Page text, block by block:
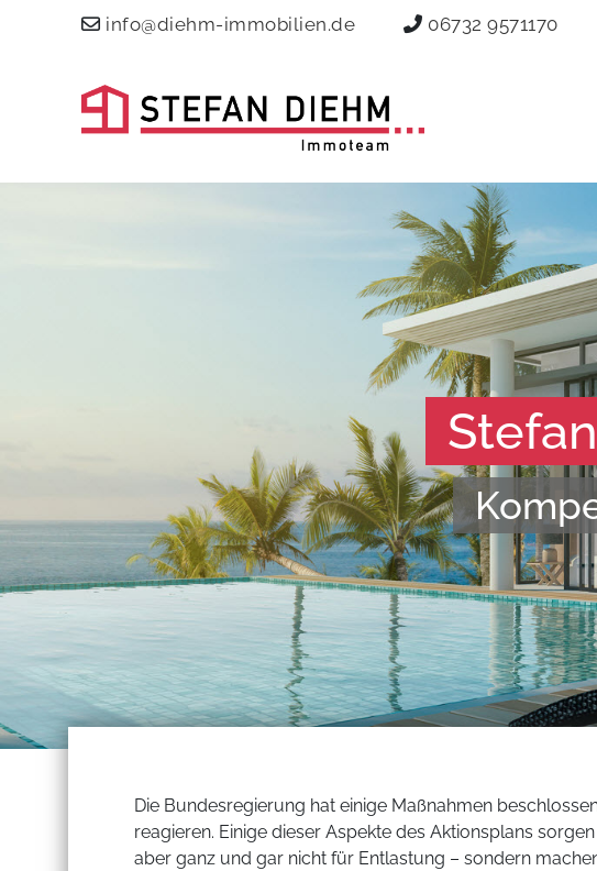
info@diehm-immobilien.de 06732 9571170
Die Bundesregierung hat einige Maßnahmen
reagieren. Einige dieser Aspekte des Aktionsplans
aber ganz und gar nicht für Entlastung – sondern